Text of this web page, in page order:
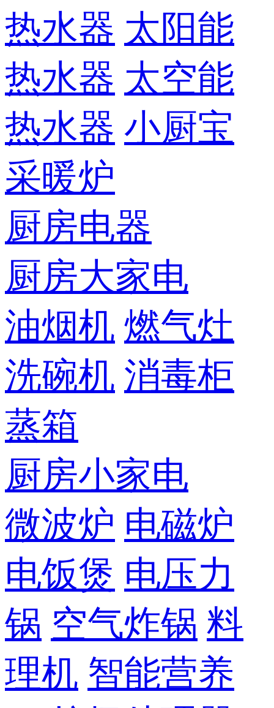
热水器 太阳能
热水器 太空能
热水器 小厨宝
采暖炉
厨房电器
厨房大家电
油烟机 燃气灶
洗碗机 消毒柜
蒸箱
厨房小家电
微波炉 电磁炉
电饭煲 电压力
锅 空气炸锅 料
理机 智能营养